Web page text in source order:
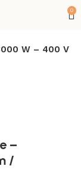
0
W – 400 V
–
/